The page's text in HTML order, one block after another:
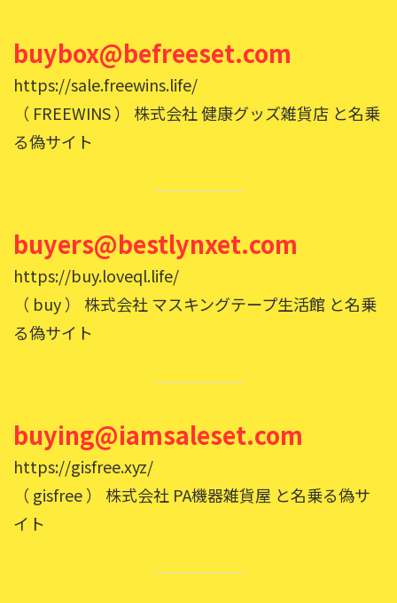
buybox@befreeset.com
https://sale.freewins.life/
（ FREEWINS ） 株式会社 健康グッズ雑貨店 と名乗
る偽サイト
buyers@bestlynxet.com
https://buy.loveql.life/
（ buy ） 株式会社 マスキングテープ生活館 と名乗
る偽サイト
buying@iamsaleset.com
https://gisfree.xyz/
（ gisfree ） 株式会社 PA機器雑貨屋 と名乗る偽サ
イト